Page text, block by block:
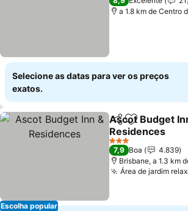
a 1.8 km de Centro
Selecione as datas para ver os preços
exatos.
Escolha popular
PartilharAdicionar
Ascot Budget
Residences
3 Estrelas
7,9 Boa
4.839
Brisbane, a 1.3 km
Área de jardim